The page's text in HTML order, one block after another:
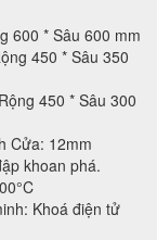
600 * Sâu 600 mm
450 * Sâu 350
450 * Sâu 300
Cửa: 12mm
khoan phá.
Khoá điện tử